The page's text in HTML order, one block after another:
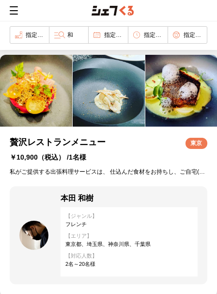
指定なし 和 指定なし 指定なし 指定なし
贅沢レストランメニュー
￥10,900 （税込） /1名様
東京
私がご提供する出張料理サービスは、 仕込んだ食材をお持ちし、ご自宅(施設)のキッチンをお借りして、料理をご提供いたします。 お皿、カトラリーなどもご用意し、テーブルセッティング、サービスなどお料理以外にも楽しんでいただけるよう心がけております。 食事後の片付け、清掃などもお任せいただき、ご自宅でレストラン気分を味わっていただけるサービスです。 ご友人を呼んでのワイワイ楽しいパーティー、ご家族や大切な方との特別な記念日。 カジュアル～ラグジュアリーなご利用まで幅広く楽しんでいただいております。 アレルギー、苦手な食材、召し上がりたい食材など、ご要望がございましたら、ご遠慮なく仰って下さい。 皆様に私のお料理、サービスをお届け出来るのを楽しみにお待ちしております。
本田 和樹
【ジャンル】
フレンチ
【エリア】
東京都、埼玉県、神奈川県、千葉県
【対応人数】
2名～20名様